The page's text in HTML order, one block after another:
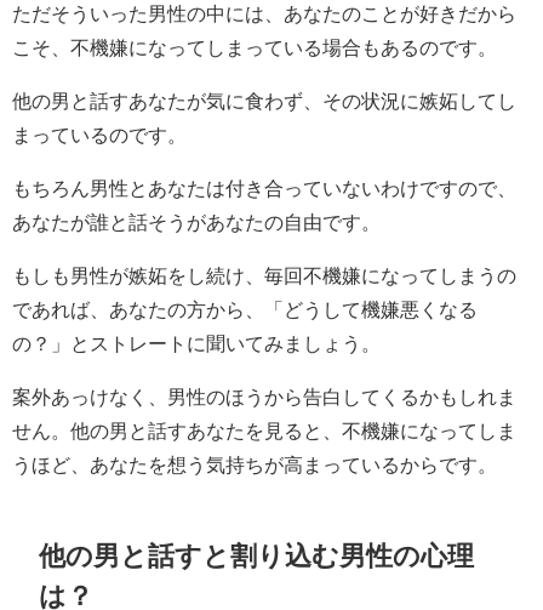
ただそういった男性の中には、あなたのことが好きだから
こそ、不機嫌になってしまっている場合もあるのです。
他の男と話すあなたが気に食わず、その状況に嫉妬してし
まっているのです。
もちろん男性とあなたは付き合っていないわけですので、
あなたが誰と話そうがあなたの自由です。
もしも男性が嫉妬をし続け、毎回不機嫌になってしまうの
であれば、あなたの方から、「どうして機嫌悪くなる
の？」とストレートに聞いてみましょう。
案外あっけなく、男性のほうから告白してくるかもしれま
せん。他の男と話すあなたを見ると、不機嫌になってしま
うほど、あなたを想う気持ちが高まっているからです。
他の男と話すと割り込む男性の心理
は？